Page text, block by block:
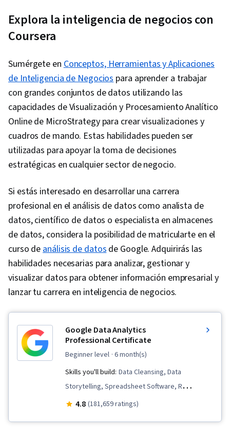
Explora la inteligencia de negocios con
Coursera
Sumérgete enConceptos, Herramientas y Aplicaciones
de Inteligencia de Negociospara aprender a trabajar
con grandes conjuntos de datos utilizando las
capacidades de Visualización y Procesamiento Analítico
Online de MicroStrategy para crear visualizaciones y
cuadros de mando. Estas habilidades pueden ser
utilizadas para apoyar la toma de decisiones
estratégicas en cualquier sector de negocio.
Si estás interesado en desarrollar una carrera
profesional en el análisis de datos como analista de
datos, científico de datos o especialista en almacenes
de datos, considera la posibilidad de matricularte en el
curso deanálisis de datosde Google. Adquirirás las
habilidades necesarias para analizar, gestionar y
visualizar datos para obtener información empresarial y
lanzar tu carrera en inteligencia de negocios.
Google Data Analytics
Professional Certificate
beginner level · 6 month(s)
Skills you'll build: Data Cleansing, Data
Storytelling, Spreadsheet Software, R
(Software), Stakeholder Communications, Data
4.8 (181,659 ratings)